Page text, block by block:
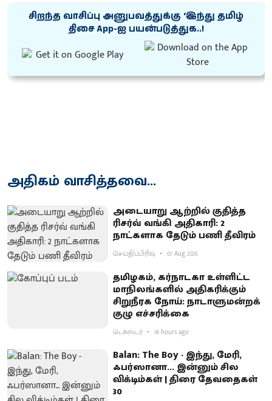
சிறந்த வாசிப்பு அனுபவத்துக்கு ‘இந்து தமிழ்
திசை App-ஐ பயன்படுத்துக..!
அதிகம் வாசித்தவை...
அடையாறு ஆற்றில் குதித்த
ரிசர்வ் வங்கி அதிகாரி: 2
நாட்களாக தேடும் பணி தீவிரம்
செய்திப்பிரிவு 07 Aug 2026
தமிழகம், கர்நாடகா உள்ளிட்ட
மாநிலங்களில் அதிகரிக்கும்
சிறுநீரக நோய்: நாடாளுமன்றக்
குழு எச்சரிக்கை
டெக்ஸ்டர் 18 hours ago
Balan: The Boy - இந்து, மேரி,
ஃபர்ஸானா... இன்னும் சில
விக்டிம்கள் | திரை தேவதைகள்
30